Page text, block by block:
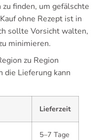
finden, um gefälschte
ohne Rezept ist in
sollte Vorsicht walten,
minimieren.
zu Region
die Lieferung kann
Lieferzeit
5–7 Tage